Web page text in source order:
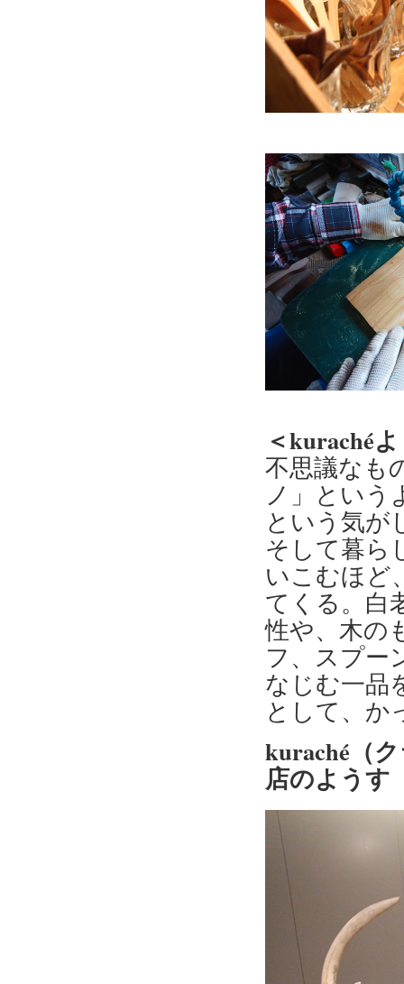
＜kuraché
不思議なも
ノ」という
という気が
そして暮ら
いこむほど
てくる。白
性や、木の
フ、スプー
なじむ一品
として、か
kuraché（
店のようす